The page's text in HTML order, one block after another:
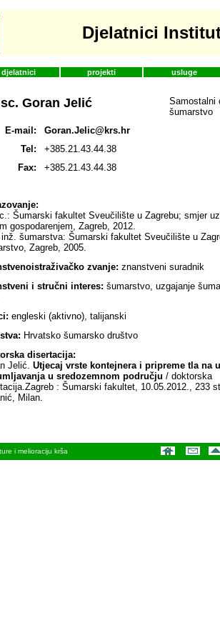
Djelatnici
djelatnici projekti usluge
Goran Jelić
Samostalni
šumarstvo
E-mail:
Goran.Jelic@krs.hr
Tel:
+385.21.43.44.38
Fax:
+385.21.43.44.38
Šumarski fakultet Sveučilište u Zagrebu; smjer
gospodarenjem, Zagreb, 2012.
inž. šumarstva: Šumarski fakultet Sveučilište u
Zagreb, 2005.
zvanje: znanstveni suradnik
i stručni interes: šumarstvo, uzgajanje
engleski (aktivno), talijanski
Hrvatsko šumarsko društvo
disertacija:
Jelić. Utjecaj vrste kontejnera i pripreme tla na
u sredozemnom području / doktorska
: Šumarski fakultet, 10.05.2012., 233
Milan.
i melioraciju krša